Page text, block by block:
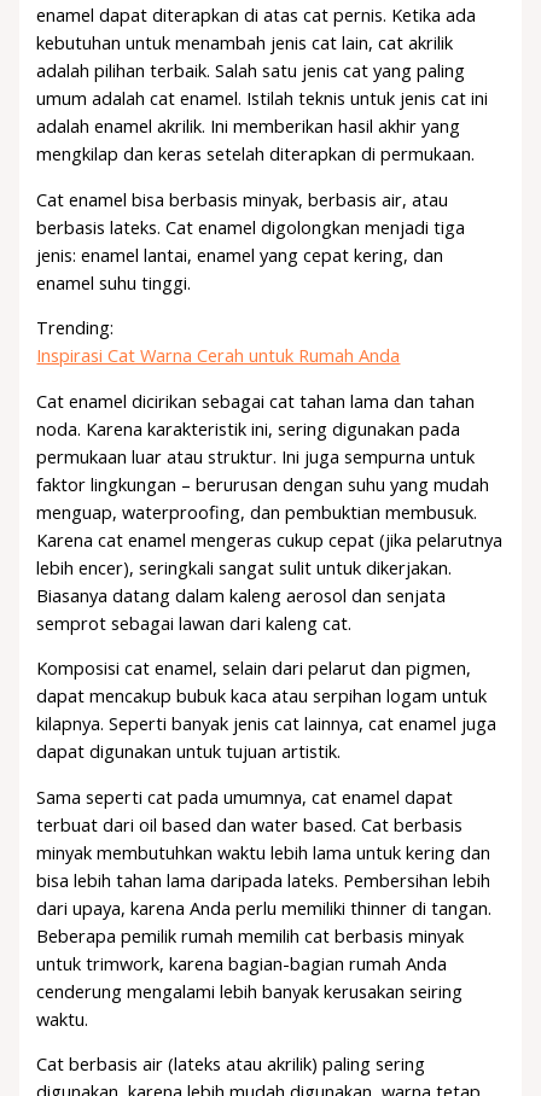
enamel dapat diterapkan di atas cat pernis. Ketika ada
kebutuhan untuk menambah jenis cat lain, cat akrilik
adalah pilihan terbaik. Salah satu jenis cat yang paling
umum adalah cat enamel. Istilah teknis untuk jenis cat ini
adalah enamel akrilik. Ini memberikan hasil akhir yang
mengkilap dan keras setelah diterapkan di permukaan.
Cat enamel bisa berbasis minyak, berbasis air, atau
berbasis lateks. Cat enamel digolongkan menjadi tiga
jenis: enamel lantai, enamel yang cepat kering, dan
enamel suhu tinggi.
Trending:
Inspirasi Cat Warna Cerah untuk Rumah Anda
Cat enamel dicirikan sebagai cat tahan lama dan tahan
noda. Karena karakteristik ini, sering digunakan pada
permukaan luar atau struktur. Ini juga sempurna untuk
faktor lingkungan – berurusan dengan suhu yang mudah
menguap, waterproofing, dan pembuktian membusuk.
Karena cat enamel mengeras cukup cepat (jika pelarutnya
lebih encer), seringkali sangat sulit untuk dikerjakan.
Biasanya datang dalam kaleng aerosol dan senjata
semprot sebagai lawan dari kaleng cat.
Komposisi cat enamel, selain dari pelarut dan pigmen,
dapat mencakup bubuk kaca atau serpihan logam untuk
kilapnya. Seperti banyak jenis cat lainnya, cat enamel juga
dapat digunakan untuk tujuan artistik.
Sama seperti cat pada umumnya, cat enamel dapat
terbuat dari oil based dan water based. Cat berbasis
minyak membutuhkan waktu lebih lama untuk kering dan
bisa lebih tahan lama daripada lateks. Pembersihan lebih
dari upaya, karena Anda perlu memiliki thinner di tangan.
Beberapa pemilik rumah memilih cat berbasis minyak
untuk trimwork, karena bagian-bagian rumah Anda
cenderung mengalami lebih banyak kerusakan seiring
waktu.
Cat berbasis air (lateks atau akrilik) paling sering